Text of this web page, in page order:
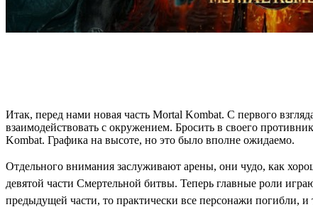
Итак, перед нами новая часть Mortal Kombat. С первого
взаимодействовать с окружением. Бросить в своего
Kombat. Графика на высоте, но это было вполне ожидаемо.
Отдельного внимания заслуживают арены, они чудо, как
девятой части Смертельной битвы. Теперь главные роли
предыдущей части, то практически все персонажи погибли,